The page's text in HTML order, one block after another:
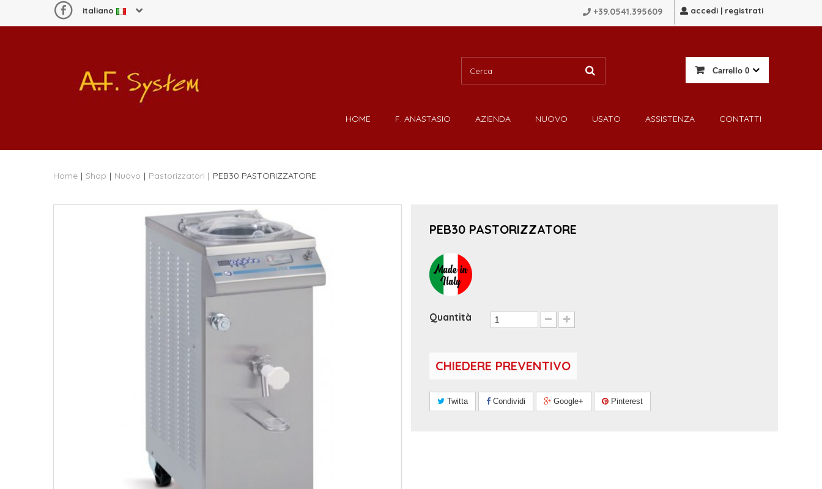
accedi | registrati
+39.0541.395609
italiano
Carrello 0
HOME F. ANASTASIO AZIENDA NUOVO USATO ASSISTENZA CONTATTI
Home | Shop | Nuovo | Pastorizzatori | PEB30 PASTORIZZATORE
PEB30 PASTORIZZATORE
Quantità
CHIEDERE PREVENTIVO
Twitta Condividi Google+ Pinterest